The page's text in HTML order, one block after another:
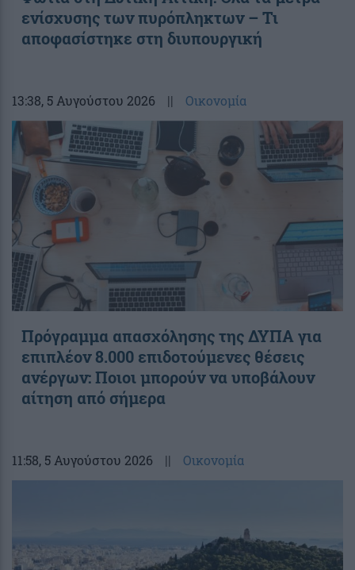
ενίσχυσης των πυρόπληκτων – Τι
αποφασίστηκε στη διυπουργική
13:38, 5 Αυγούστου 2026 || Οικονομία
Πρόγραμμα απασχόλησης της ΔΥΠΑ για
επιπλέον 8.000 επιδοτούμενες θέσεις
ανέργων: Ποιοι μπορούν να υποβάλουν
αίτηση από σήμερα
11:58, 5 Αυγούστου 2026 || Οικονομία